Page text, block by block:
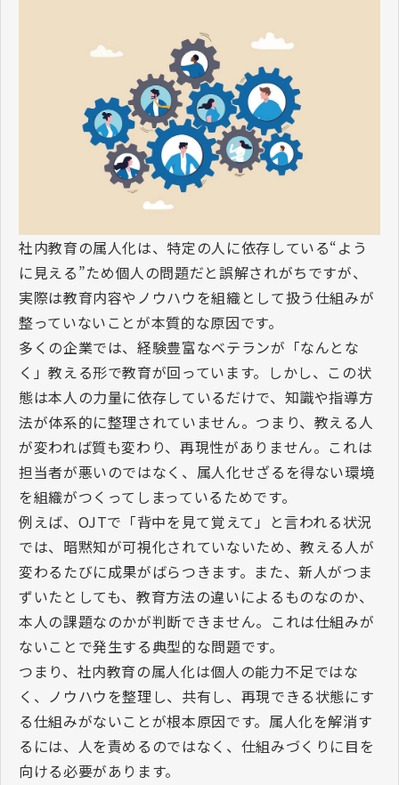
社内教育の属人化は、特定の人に依存している“よう
に見える”ため個人の問題だと誤解されがちですが、
実際は教育内容やノウハウを組織として扱う仕組みが
整っていないことが本質的な原因です。
多くの企業では、経験豊富なベテランが「なんとな
く」教える形で教育が回っています。しかし、この状
態は本人の力量に依存しているだけで、知識や指導方
法が体系的に整理されていません。つまり、教える人
が変われば質も変わり、再現性がありません。これは
担当者が悪いのではなく、属人化せざるを得ない環境
を組織がつくってしまっているためです。
例えば、 OJTで「背中を見て覚えて」と言われる状況
では、暗黙知が可視化されていないため、教える人が
変わるたびに成果がばらつきます。また、新人がつま
ずいたとしても、教育方法の違いによるものなのか、
本人の課題なのかが判断できません。これは仕組みが
ないことで発生する典型的な問題です。
つまり、社内教育の属人化は個人の能力不足ではな
く、ノウハウを整理し、共有し、再現できる状態にす
る仕組みがないことが根本原因です。属人化を解消す
るには、人を責めるのではなく、仕組みづくりに目を
向ける必要があります。